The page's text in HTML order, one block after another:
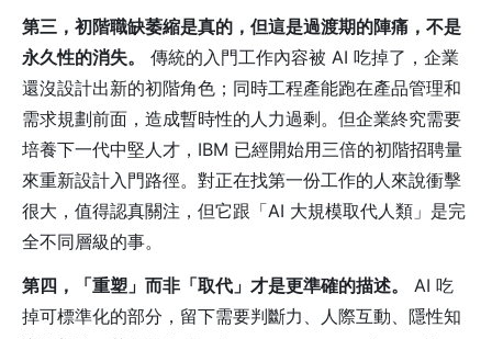
第三，初階職缺萎縮是真的，但這是過渡期的陣痛，不是
永久性的消失。
傳統的入門工作內容被 AI 吃掉了，企業
還沒設計出新的初階角色；同時工程產能跑在產品管理和
需求規劃前面，造成暫時性的人力過剩。但企業終究需要
培養下一代中堅人才，IBM 已經開始用三倍的初階招聘量
來重新設計入門路徑。對正在找第一份工作的人來說衝擊
很大，值得認真關注，但它跟「AI 大規模取代人類」是完
全不同層級的事。
第四，「重塑」而非「取代」才是更準確的描述。
AI 吃
掉可標準化的部分，留下需要判斷力、人際互動、隱性知